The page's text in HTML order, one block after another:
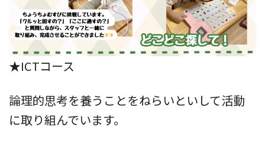
★ICTコース
論理的思考を養うことをねらいといして活動
に取り組んでいます。